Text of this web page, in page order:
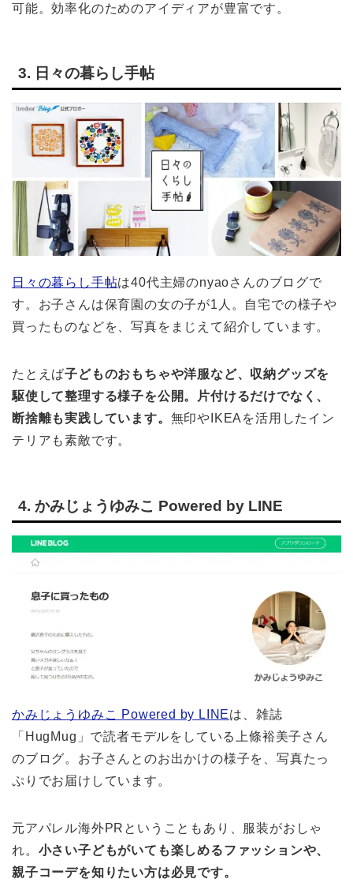
可能。効率化のためのアイディアが豊富です。
3. 日々の暮らし手帖
日々の暮らし手帖は40代主婦のnyaoさんのブログで
す。お子さんは保育園の女の子が1人。自宅での様子や
買ったものなどを、写真をまじえて紹介しています。
たとえば子どものおもちゃや洋服など、収納グッズを
駆使して整理する様子を公開。片付けるだけでなく、
断捨離も実践しています。 無印やIKEAを活用したイン
テリアも素敵です。
4. かみじょうゆみこ Powered by LINE
かみじょうゆみこ Powered by LINEは、雑誌
「HugMug」で読者モデルをしている上條裕美子さん
のブログ。お子さんとのお出かけの様子を、写真たっ
ぷりでお届けしています。
元アパレル海外PRということもあり、服装がおしゃ
れ。 小さい子どもがいても楽しめるファッションや、
親子コーデを知りたい方は必見です。